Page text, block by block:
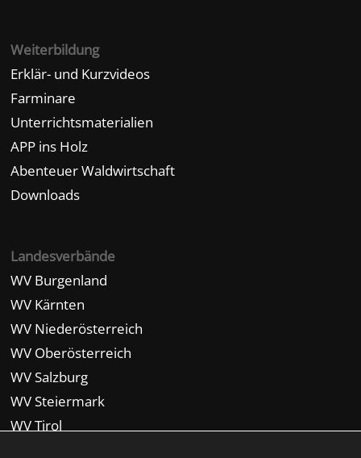
Weiterbildung
Erklär- und Kurzvideos
Farminare
Unterrichtsmaterialien
APP ins Holz
Abenteuer Waldwirtschaft
Downloads
Landesverbände
WV Burgenland
WV Kärnten
WV Niederösterreich
WV Oberösterreich
WV Salzburg
WV Steiermark
WV Tirol